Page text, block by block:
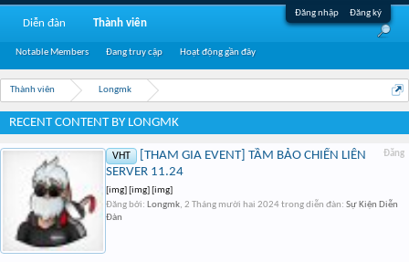
Đăng nhập Đăng ký
Thành viên Longmk
RECENT CONTENT BY LONGMK
Đăng
VHT
[THAM GIA EVENT] TẦM BẢO CHIẾN LIÊN
SERVER 11.24
[img] [img] [img]
Đăng bởi: Longmk, 2 Tháng mười hai 2024trong diễn đàn: Sự Kiện Diễn
Đàn
Diễn đàn Thành viên
Notable Members Đang truy cập Hoạt động gần đây